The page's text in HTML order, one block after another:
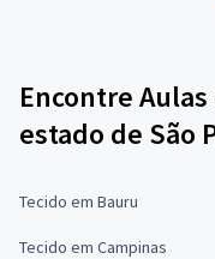
Encontre
estado de São
Tecido em Bauru
Tecido em Campinas